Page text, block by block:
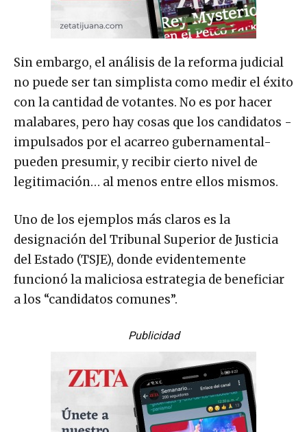
Sin embargo, el análisis de la reforma judicial
no puede ser tan simplista como medir el éxito
con la cantidad de votantes. No es por hacer
malabares, pero hay cosas que los candidatos -
impulsados por el acarreo gubernamental-
pueden presumir, y recibir cierto nivel de
legitimación… al menos entre ellos mismos.
Uno de los ejemplos más claros es la
designación del Tribunal Superior de Justicia
del Estado (TSJE), donde evidentemente
funcionó la maliciosa estrategia de beneficiar
a los “candidatos comunes”.
Publicidad